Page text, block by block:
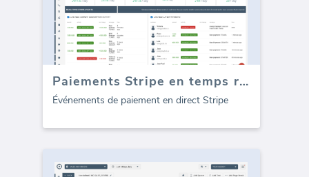
Paiements Stripe en temps réel
Événements de paiement en direct Stripe